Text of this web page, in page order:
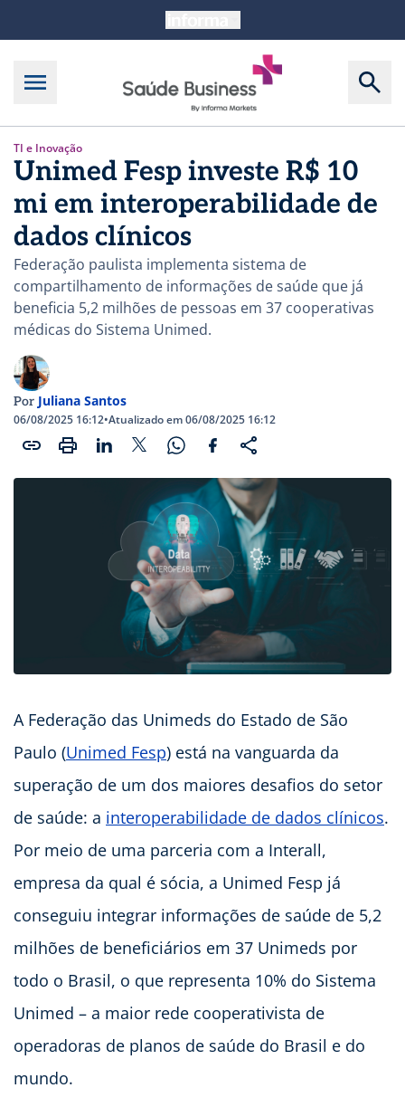
TI e Inovação
Unimed Fesp investe R$ 10
mi em interoperabilidade de
dados clínicos
Federação paulista implementa sistema de
compartilhamento de informações de saúde que já
beneficia 5,2 milhões de pessoas em 37 cooperativas
médicas do Sistema Unimed.
Por Juliana Santos
06/08/2025 16:12•Atualizado em 06/08/2025 16:12
A Federação das Unimeds do Estado de São
Paulo (Unimed Fesp) está na vanguarda da
superação de um dos maiores desafios do setor
de saúde: a interoperabilidade de dados clínicos.
Por meio de uma parceria com a Interall,
empresa da qual é sócia, a Unimed Fesp já
conseguiu integrar informações de saúde de 5,2
milhões de beneficiários em 37 Unimeds por
todo o Brasil, o que representa 10% do Sistema
Unimed – a maior rede cooperativista de
operadoras de planos de saúde do Brasil e do
mundo.